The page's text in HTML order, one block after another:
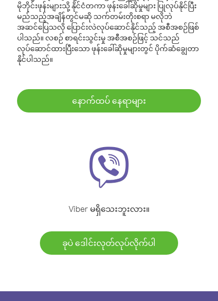
မိုဘိုင်းဖုန်းများသို့ နိုင်ငံတကာ ဖုန်းခေါ်ဆိုမှုများ ပြုလုပ်နိုင်ပြီး
မည်သည့်အချိန်တွင်မဆို သက်တမ်းတိုးစရာ မလိုဘဲ
အဆင်ပြေသလို ပြောင်းလဲလုပ်ဆောင်နိုင်သည့် အစီအစဉ်ဖြစ်
ပါသည်။ လစဉ် စာရင်းသွင်းမှု အစီအစဉ်ဖြင့် သင်သည်
လုပ်ဆောင်ထားပြီးသော ဖုန်းခေါ်ဆိုမှုများတွင် ပိုက်ဆံချွေတာ
နိုင်ပါသည်။
နောက်ထပ် နေရာများ
Viber မရှိသေးဘူးလား။
ခုပဲ ဒေါင်းလုတ်လုပ်လိုက်ပါ